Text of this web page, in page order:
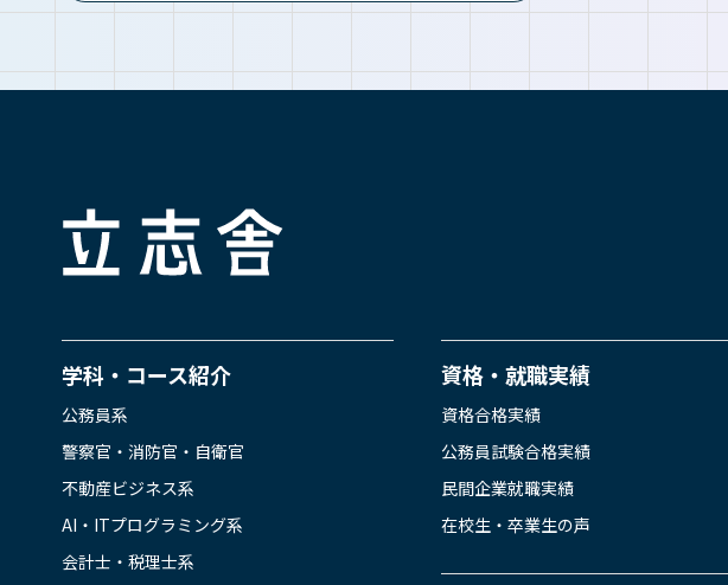
立志舎
学科・コース紹介
公務員系
警察官・消防官・自衛官
不動産ビジネス系
AI・ITプログラミング系
会計士・税理士系
資格・就職実績
資格合格実績
公務員試験合格実績
民間企業就職実績
在校生・卒業生の声